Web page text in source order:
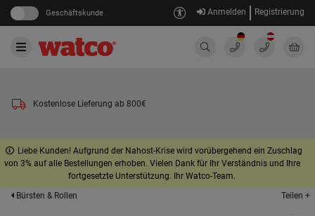
Geschäftskunde Anmelden Registrierung
Kostenlose Lieferung ab 800€
Liebe Kunden! Aufgrund der Nahost-Krise wird vorübergehend ein Zuschlag
von 3% auf alle Bestellungen erhoben. Vielen Dank für Ihr Verständnis und Ihre
fortgesetzte Unterstützung. Ihr Watco-Team.
Bürsten & Rollen
Teilen +